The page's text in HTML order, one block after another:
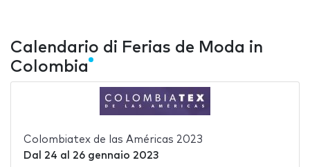
Calendario di Ferias de Moda in
Colombia
Colombiatex de las Américas 2023
Dal 24 al 26 gennaio 2023